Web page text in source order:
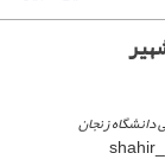
دانشگاه زنجان